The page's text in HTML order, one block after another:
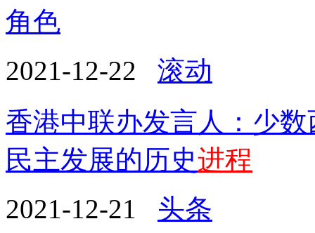
角色
2021-12-22 滚动
香港中联办发言人：少
民主发展的历史进程
2021-12-21 头条